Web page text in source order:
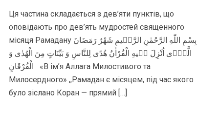
Ця частина складається з дев’яти пунктів, що
оповідають про дев’ять мудростей священного
місяця Рамадану بِسْمِ اللّٰهِ الرَّحْمٰنِ الرَّحٖيمِ شَهْرُ رَمَضَانَ
الَّذٖٓى اُنْزِلَ فٖيهِ الْقُرْاٰنُ هُدًى لِلنَّاسِ وَ بَيِّنَاتٍ مِنَ الْهُدٰى وَ
الْفُرْقَانِ «В ім’я Аллага Милостивого та
Милосердного» ,,Рамадан є мiсяцем, пiд час якого
було зiслано Коран — прямий […]